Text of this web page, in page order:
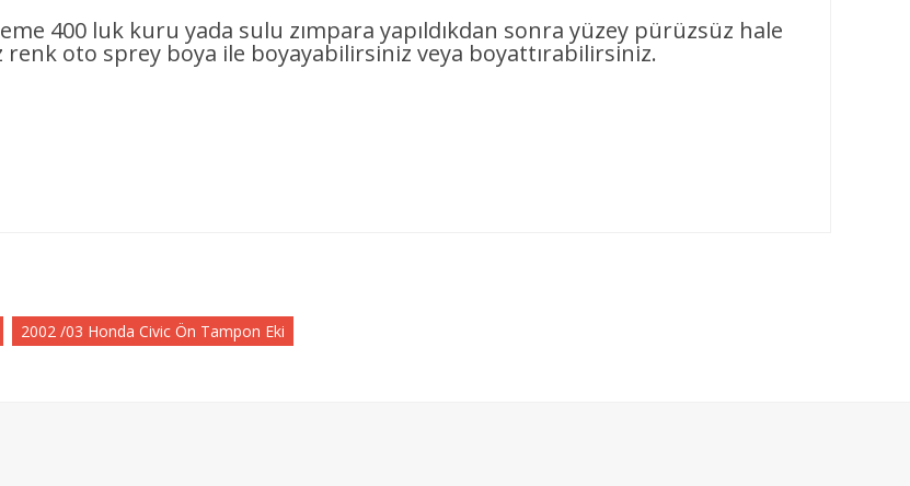
400 luk kuru yada sulu zımpara yapıldıkdan sonra yüzey pürüzsüz hale
oto sprey boya ile boyayabilirsiniz veya boyattırabilirsiniz.
2002 /03 Honda Civic Ön Tampon Eki